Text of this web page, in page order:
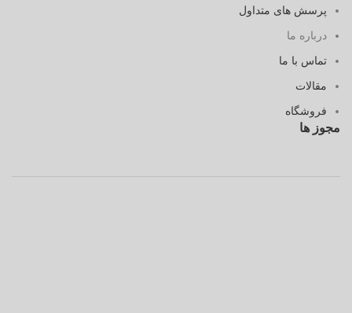
پرسش های متداول
درباره ما
تماس با ما
مقالات
فروشگاه
مجوز ها